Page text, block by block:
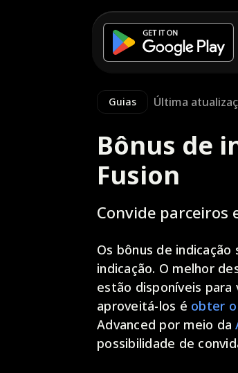
Guias Última
Bônus de
Fusion
Convide parceiros
Os bônus de
indicação. O melhor
estão disponíveis para
aproveitá-los é obter
Advanced por meio da
possibilidade de